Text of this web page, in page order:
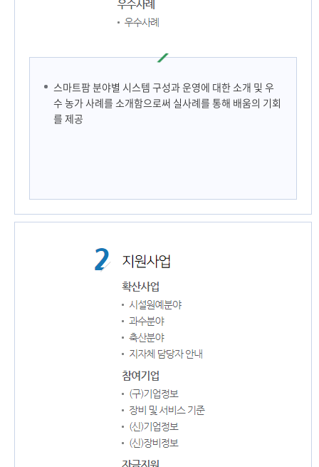
스마트팜 분야별 시스템 구성과 운영에 대한 소개 및 우
수 농가 사례를 소개함으로써 실사례를 통해 배움의 기회
를 제공